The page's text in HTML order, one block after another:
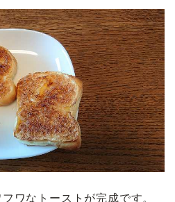
ワなトーストが完成です。